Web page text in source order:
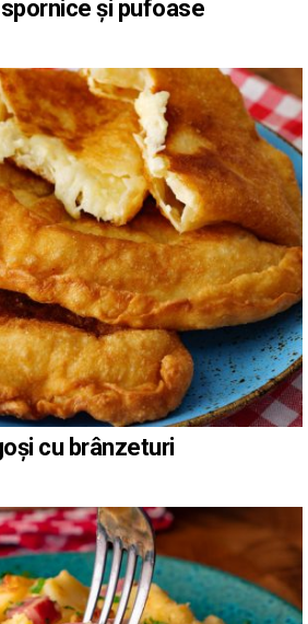
și pufoase
cu brânzeturi